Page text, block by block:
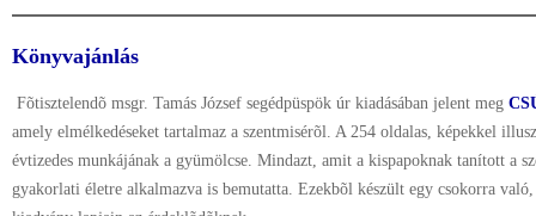
Könyvajánlás
Fõtisztelendõ msgr. Tamás József segédpüspök úr kiadásában jelent meg
amely elmélkedéseket tartalmaz a szentmisérõl. A 254 oldalas, képekkel
évtizedes munkájának a gyümölcse. Mindazt, amit a kispapoknak tanított a
gyakorlati életre alkalmazva is bemutatta. Ezekbõl készült egy csokorra